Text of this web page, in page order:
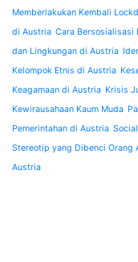
Memberlakukan Kembali
di Austria Cara Bersosialisasi
dan Lingkungan di Austria
Kelompok Etnis di Austria
Keagamaan di Austria Krisis
Kewirausahaan Kaum Muda
Pemerintahan di Austria
Stereotip yang Dibenci Orang
Austria